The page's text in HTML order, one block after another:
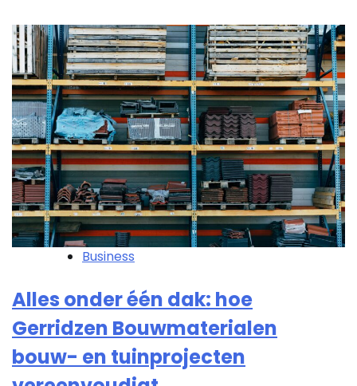
Business
Alles onder één dak: hoe
Gerridzen Bouwmaterialen
bouw- en tuinprojecten